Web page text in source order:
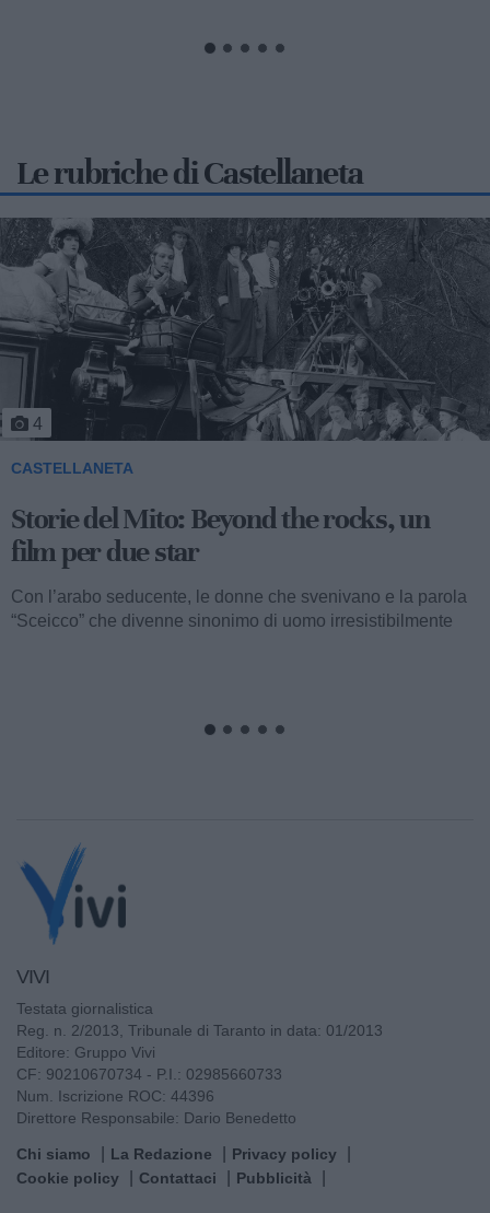
Le rubriche di Castellaneta
5
CASTELLANETA
Storie del Mito: Uno sceicco esuberante
Valentino fu consacrato attore internazionale, come abbiamo
visto, con il film “I quattro cavalieri dell’Apocalisse”. Così
cominciava...
VIVI
Testata giornalistica
Reg. n. 2/2013, Tribunale di Taranto in data: 01/2013
Editore: Gruppo Vivi
CF: 90210670734 - P.I.: 02985660733
Num. Iscrizione ROC: 44396
Direttore Responsabile: Dario Benedetto
Chi siamo La Redazione
Privacy policy
Cookie policy
Contattaci Pubblicità